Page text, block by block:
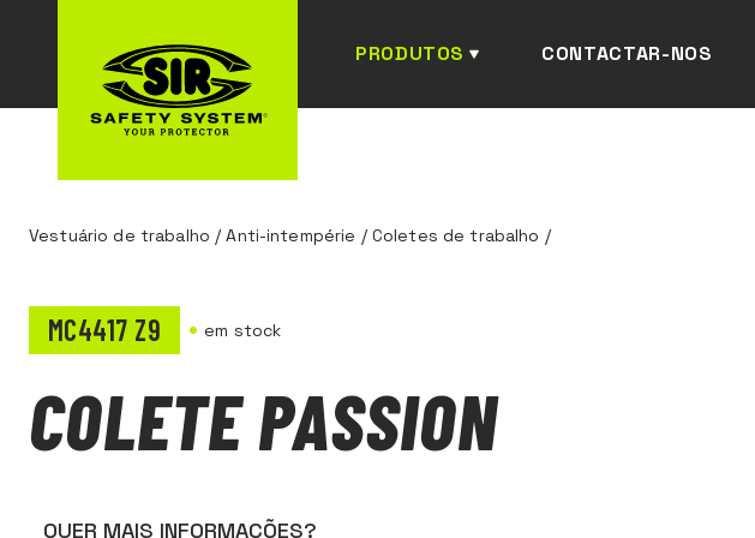
PRODUTOS CONTACTAR-NOS
Vestuário de trabalho /Anti-intempérie / Coletes de trabalho /
MC4417 Z9 em stock
COLETE PASSION
QUER MAIS INFORMAÇÕES?